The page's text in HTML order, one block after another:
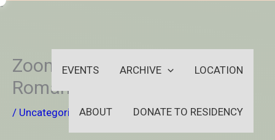
-Skip
EVENTS ARCHIVE LOCATION
ABOUT DONATE TO RESIDENCY
Zoom Dating Guide for Online
Romance
/ Uncategorized/ Byaleksya2005